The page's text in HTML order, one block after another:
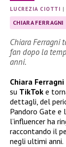
LUCREZIA CIOTTI |
CHIARA FERRAGNI
Chiara Ferragni
fan dopo la
anni.
Chiara Ferragni
su TikTok e
dettagli, del
Pandoro Gate e
l’influencer ha
raccontando il
negli ultimi anni.